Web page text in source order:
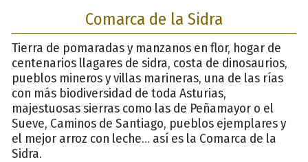
Comarca de la Sidra
Tierra de pomaradas y manzanos en flor, hogar de
centenarios llagares de sidra, costa de dinosaurios,
pueblos mineros y villas marineras, una de las rías
con más biodiversidad de toda Asturias,
majestuosas sierras como las de Peñamayor o el
Sueve, Caminos de Santiago, pueblos ejemplares y
el mejor arroz con leche… así es la Comarca de la
Sidra.